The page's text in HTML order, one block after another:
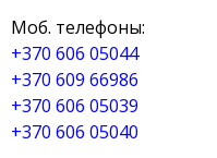
Моб. телефоны:
+370 606 05044
+370 609 66986
+370 606 05039
+370 606 05040